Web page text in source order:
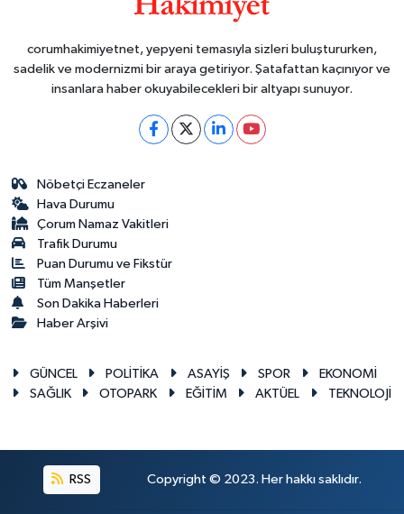
corumhakimiyetnet, yepyeni temasıyla sizleri buluştururken,
sadelik ve modernizmi bir araya getiriyor. Şatafattan kaçınıyor ve
insanlara haber okuyabilecekleri bir altyapı sunuyor.
Nöbetçi Eczaneler
Hava Durumu
Çorum Namaz Vakitleri
Trafik Durumu
Puan Durumu ve Fikstür
Tüm Manşetler
Son Dakika Haberleri
Haber Arşivi
GÜNCEL POLİTİKA ASAYİŞ SPOR
EKONOMİ
SAĞLIK
OTOPARK EĞİTİM AKTÜEL TEKNOLOJİ
RSS Copyright © 2023. Her hakkı saklıdır.